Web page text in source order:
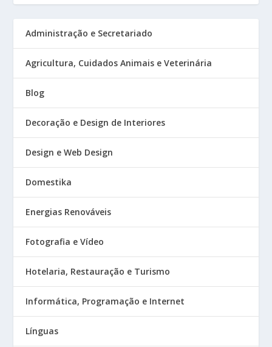
Administração e Secretariado
Agricultura, Cuidados Animais e Veterinária
Blog
Decoração e Design de Interiores
Design e Web Design
Domestika
Energias Renováveis
Fotografia e Vídeo
Hotelaria, Restauração e Turismo
Informática, Programação e Internet
Línguas